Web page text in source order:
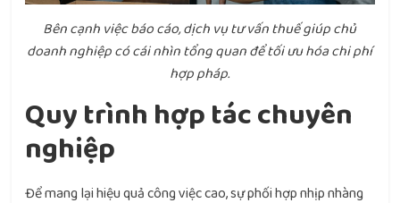
Bên cạnh việc báo cáo, dịch vụ tư vấn thuế giúp chủ
doanh nghiệp có cái nhìn tổng quan để tối ưu hóa chi phí
hợp pháp.
Quy trình hợp tác chuyên
nghiệp
Để mang lại hiệu quả công việc cao, sự phối hợp nhịp nhàng